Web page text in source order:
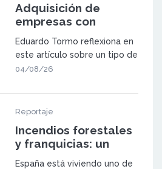
Adquisición de
empresas con
potencial de
expansión mediante
franquicia
Eduardo Tormo reflexiona en
este artículo sobre un tipo de
oportunidad que va a ganar
04/08/26
Reportaje
Incendios forestales
y franquicias: un
sector a prueba
España está viviendo uno de